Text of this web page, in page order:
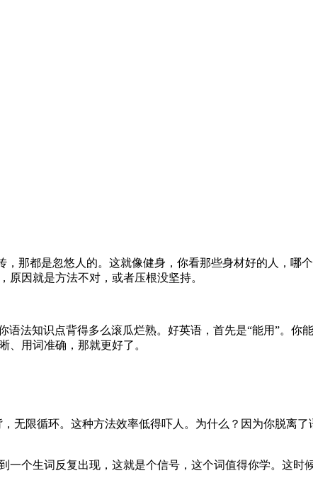
那都是忽悠人的。这就像健身，你看那些身材好的人，哪
因就是方法不对，或者压根没坚持。
法知识点背得多么滚瓜烂熟。好英语，首先是“能用”。你
、用词准确，那就更好了。
无限循环。这种方法效率低得吓人。为什么？因为你脱离
个生词反复出现，这就是个信号，这个词值得你学。这时